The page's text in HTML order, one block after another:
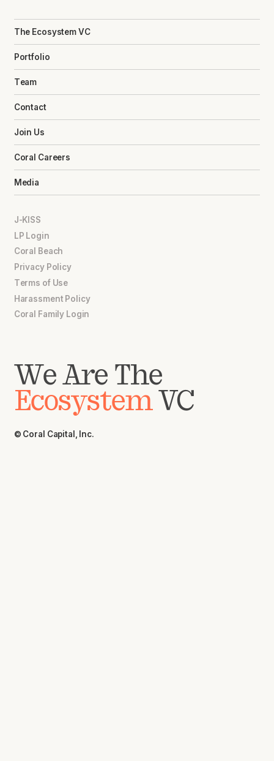
The Ecosystem VC
Portfolio
Team
Contact
Join Us
Coral Careers
Media
J-KISS
LP Login
Coral Beach
Privacy Policy
Terms of Use
Harassment Policy
Coral Family Login
We Are The
EcosystemVC
© Coral Capital, Inc.